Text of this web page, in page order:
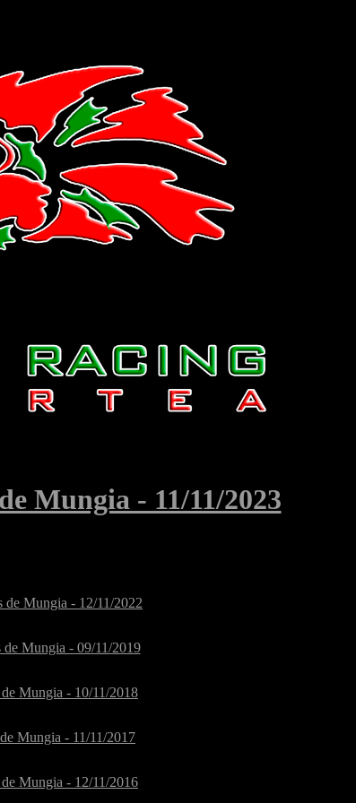
Mungia - 11/11/2023
Mungia - 12/11/2022
Mungia - 09/11/2019
Mungia - 10/11/2018
Mungia - 11/11/2017
Mungia - 12/11/2016